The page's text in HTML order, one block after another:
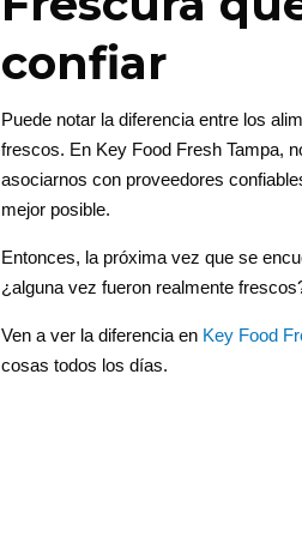
confiar
Puede notar la diferencia entre los
frescos. En Key Food Fresh Tampa,
asociarnos con proveedores
mejor posible.
Entonces, la próxima vez que se
¿alguna vez fueron realmente
Ven a ver la diferencia en Key Food
cosas todos los días.